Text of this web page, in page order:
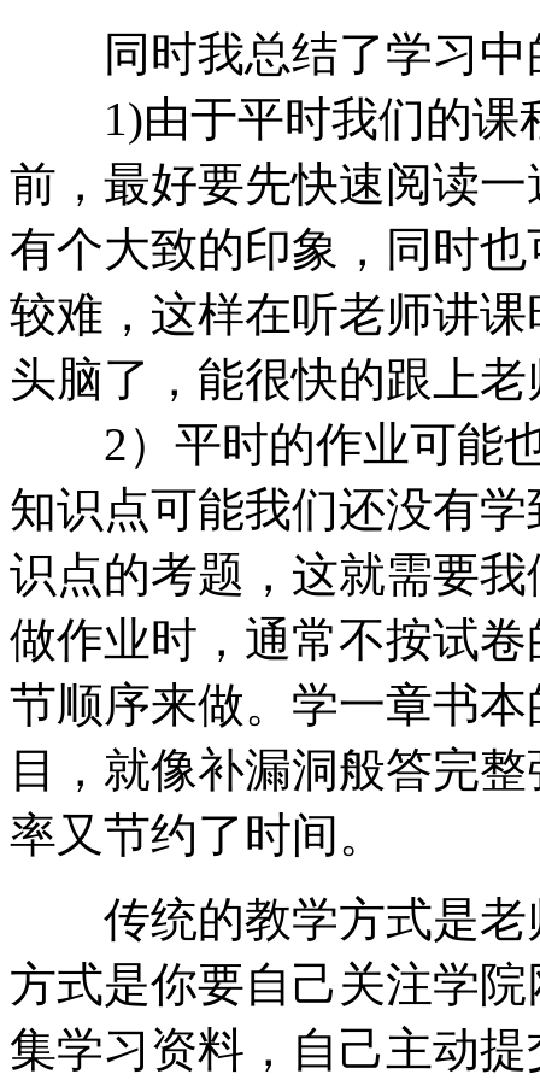
同时我总结了学习中
1)由于平时我们的课
前，最好要先快速阅读
有个大致的印象，同时
较难，这样在听老师讲
头脑了，能很快的跟上
2）平时的作业可能也
知识点可能我们还没有
识点的考题，这就需要
做作业时，通常不按试
节顺序来做。学一章书
目，就像补漏洞般答完
率又节约了时间。
传统的教学方式是老
方式是你要自己关注学
集学习资料，自己主动